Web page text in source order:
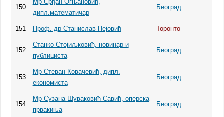
150
Мр Срђан Огњановић,
дипл.математичар
Београд
151 Проф. др Станислав Пејовић Торонто
152
Станко Стојиљковић, новинар и
публициста
Београд
153
Мр Стеван Ковачевић, дипл.
економиста
Београд
154
Мр Сузана Шуваковић Савић, оперска
првакиња
Београд